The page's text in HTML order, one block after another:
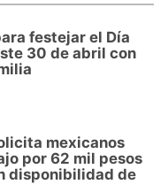
festejar el Día
30 de abril con
mexicanos
por 62 mil pesos
disponibilidad de